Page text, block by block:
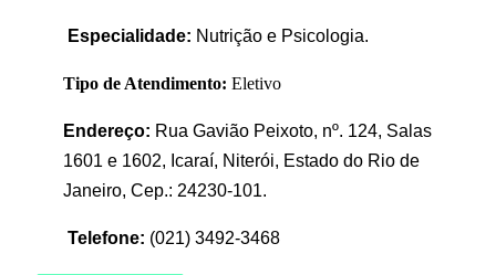
Especialidade: Nutrição e Psicologia.
Tipo de Atendimento: Eletivo
Endereço: Rua Gavião Peixoto, nº. 124, Salas
1601 e 1602, Icaraí, Niterói, Estado do Rio de
Janeiro, Cep.: 24230-101.
Telefone: (021) 3492-3468